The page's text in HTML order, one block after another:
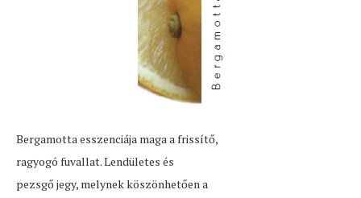
Bergamotta esszenciája maga a frissítő,
ragyogó fuvallat. Lendületes és
pezsgő jegy, melynek köszönhetően a